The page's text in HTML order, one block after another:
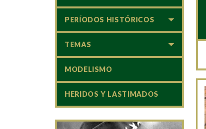
PERÍODOS HISTÓRICOS
TEMAS
MODELISMO
HERIDOS Y LASTIMADOS